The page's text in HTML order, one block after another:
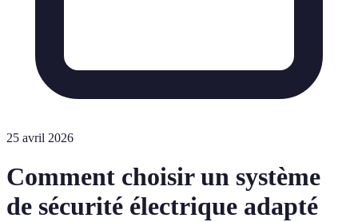
25 avril 2026
Comment choisir un système
de sécurité électrique adapté